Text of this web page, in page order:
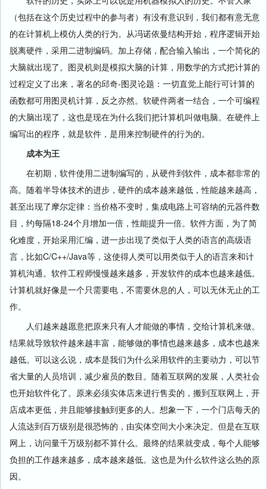
（包括在这个历史过程中的参与者）有没有意识到，我们都有意无意
的在计算机上模仿人类的行为。从冯诺依曼结构开始，程序逻辑开始
脱离硬件，采用二进制编码。加上存储，配合输入输出，一个简化的
大脑就出现了。图灵机则是模拟大脑的计算，用数学的方式把计算的
过程定义了出来，著名的邱奇-图灵论题：一切直觉上能行可计算的
函数都可用图灵机计算，反之亦然。软硬件两者一结合，一个可编程
的大脑出现了，这也是现在为什么我们把计算机叫做电脑。在硬件上
编写出的程序，就是软件，是用来控制硬件的行为的。
成本为王
在初期，软件使用二进制编写的，从硬件到软件，成本都非常的
高。随着半导体技术的进步，硬件的成本越来越低，性能越来越高，
甚至出现了摩尔定律：当价格不变时，集成电路上可容纳的元器件数
目，约每隔18-24个月增加一倍，性能提升一倍。软件方面，为了简
化难度，开始采用汇编，进一步出现了类似于人类的语言的高级语
言，比如C/C++/Java等，这使得人类可以用类似于人的语言来和计
算机沟通。软件工程师慢慢越来越多，开发软件的成本也越来越低。
计算机就好像是一个只需要电，不需要休息的人，可以无休无止的工
作。
人们越来越愿意把原来只有人才能做的事情，交给计算机来做。
结果就导致软件越来越丰富，能够做的事情也越来越多，成本也越来
越低。可以这么说，成本是我们为什么采用软件的主要动力，可以节
省大量的人员培训，减少雇员的数目。随着互联网的发展，人类社会
也开始软件化了。原来必须实体店来进行售卖的，搬到互联网上，开
店成本更低，并且能够接触到更多的人。想象一下，一个门店每天的
人流达到百万级别是很恐怖的，由实体空间大小来决定。但是在互联
网上，访问量千万级别都不算什么。最终的结果就变成，每个人能够
负担的工作越来越多，成本越来越低。这也是为什么软件这么热的原
因。